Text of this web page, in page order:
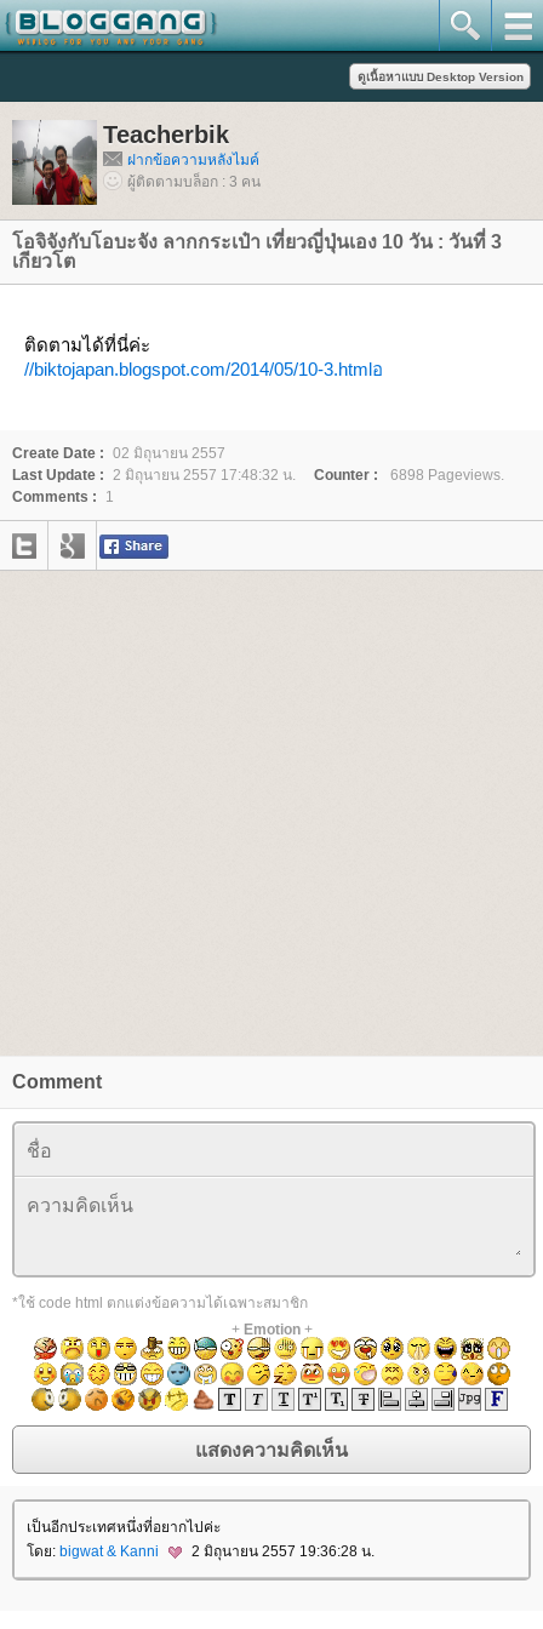
Teacherbik
ฝากข้อความหลังไมค์
ผู้ติดตามบล็อก : 3 คน
อจิจังกับโอบะจัง ลากกระเป๋า เที่ยวญี่ปุ่นเอง 10 วัน : วันที่ 3
เกียวโต
ติดตามได้ที่นี่ค่ะ
//biktojapan.blogspot.com/2014/05/10-3.htmlอ
Create Date : 02 มิถุนายน 2557
Last Update : 2 มิถุนายน 2557 17:48:32 น. Counter :
6898 Pageviews.
Comments :
1
Comment
*ใช้ code html ตกแต่งข้อความได้เฉพาะสมาชิก
+ Emotion+
เป็นอีกประเทศหนึ่งที่อยากไปค่ะ
ดย: bigwat & Kanni 2 มิถุนายน 2557 19:36:28 น.